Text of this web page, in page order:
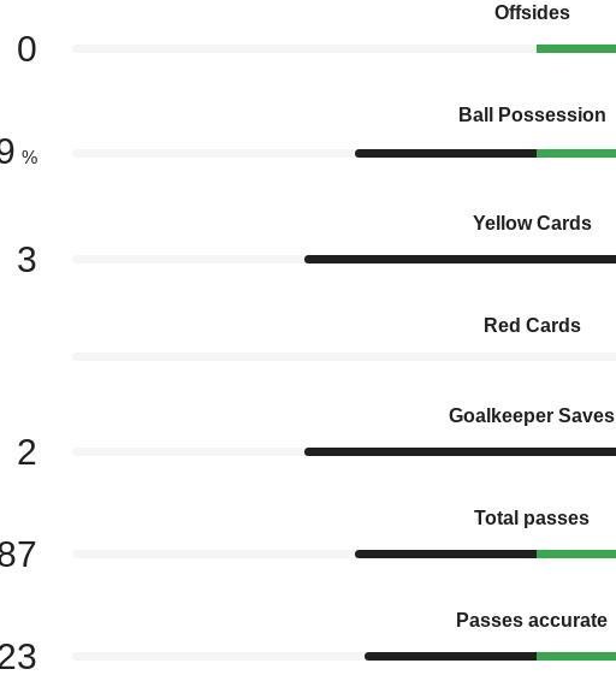
Offsides
0
Ball Possession
%
Yellow Cards
3
Red Cards
Goalkeeper Saves
2
Total passes
Passes accurate